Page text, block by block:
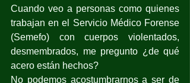
Cuando veo a personas como quienes
trabajan en el Servicio Médico Forense
(Semefo) con cuerpos violentados,
desmembrados, me pregunto ¿de qué
acero están hechos?
No podemos acostumbrarnos a ser de